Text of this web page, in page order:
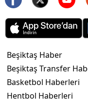
Beşiktaş Haber
Beşiktaş Transfer
Basketbol Haberleri
Hentbol Haberleri